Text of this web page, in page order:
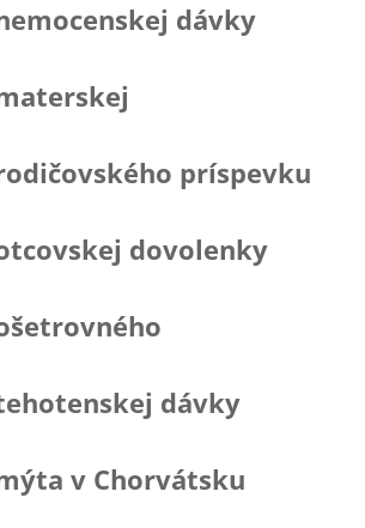
dávky
príspevku
dovolenky
dávky
v Chorvátsku